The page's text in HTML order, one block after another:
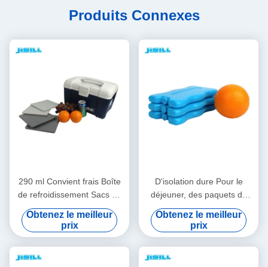
Produits Connexes
290 ml Convient frais Boîte
de refroidissement Sacs de
glace, congélateur Sacs de
refroidissement 19*19*1 cm
Taille Pour les aliments
congelés
Obtenez le meilleur
prix
D'isolation dure Pour le
déjeuner, des paquets de
glace 200 ml Pcm Gel
Aliments conservés frais
16,5*10*2 cm Taille Pour les
aliments congelés
Obtenez le meilleur
prix